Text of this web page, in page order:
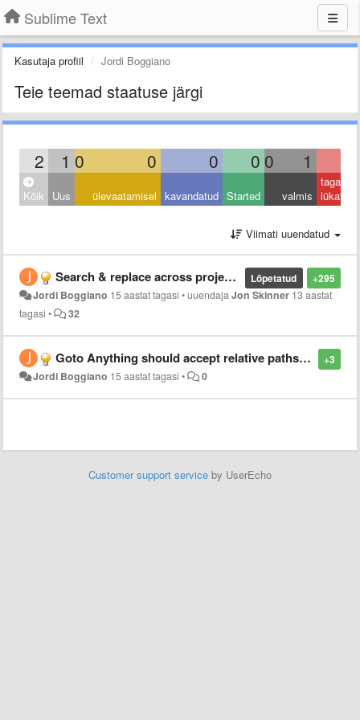
Sublime Text
Kasutaja profiil Jordi Boggiano
Teie teemad staatuse järgi
2 1 0 0 0 0 0 1
Kõik Uus ülevaatamisel kavandatud Started valmis
tagasi
lükatud
Viimati uuendatud
+295
Lõpetatud
Search & replace across projects/directories
Jordi Boggiano 15 aastat tagasi •uuendajaJon Skinner 13 aastat
tagasi • 32
+3
Goto Anything should accept relative paths: "./Foo" would search in the focused file's directory
Jordi Boggiano 15 aastat tagasi • 0
Customer support service by UserEcho